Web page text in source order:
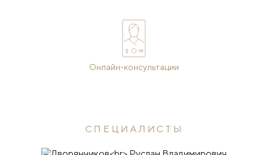
Онлайн-консультации
СПЕЦИАЛИСТЫ